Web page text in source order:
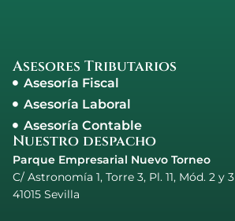
Asesores Tributarios
Asesoría Fiscal
Asesoría Laboral
Asesoría Contable
Nuestro despacho
Parque Empresarial Nuevo Torneo
C/ Astronomía 1, Torre 3, Pl. 11, Mód. 2 y 3
41015 Sevilla